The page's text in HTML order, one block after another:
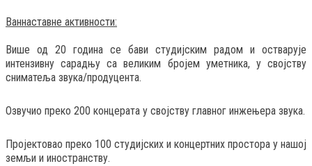
Ваннаставне активности:
Више од 20 година се бави студијским радом и остварује
интензивну сарадњу са великим бројем уметника, у својству
сниматеља звука/продуцента.
Озвучио преко 200 концерата у својству главног инжењера звука.
Пројектовао преко 100 студијских и концертних простора у нашој
земљи и иностранству.